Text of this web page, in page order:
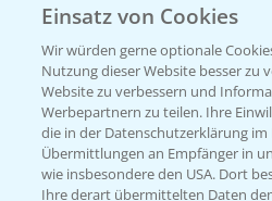
Einsatz von Cookies
Wir würden gerne optionale
Nutzung dieser Website besser zu
Website zu verbessern und
Werbepartnern zu teilen. Ihre
die in der Datenschutzerklärung
Übermittlungen an Empfänger in
wie insbesondere den USA. Dort
Ihre derart übermittelten Daten